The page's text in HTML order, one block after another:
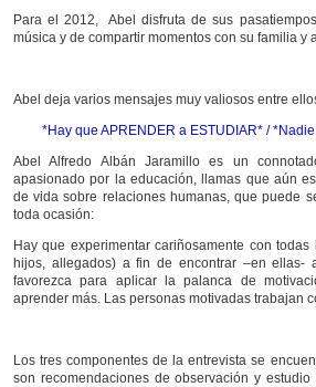
Para el 2012, Abel disfruta de sus
música y de compartir momentos con su familia y
Abel deja varios mensajes muy valiosos entre
*Hay que APRENDER a ESTUDIAR* /
Abel Alfredo Albán Jaramillo es un
apasionado por la educación, llamas que aún
de vida sobre relaciones humanas, que puede
toda ocasión:
Hay que experimentar cariñosamente con
hijos, allegados) a fin de encontrar –en ellas-
favorezca para aplicar la palanca de
aprender más. Las personas motivadas trabajan
Los tres componentes de la entrevista se
son recomendaciones de observación y